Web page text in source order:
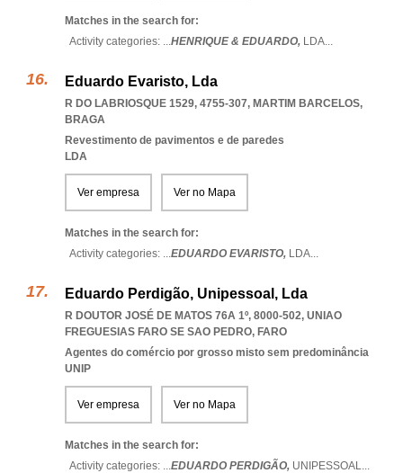
Matches in the search for:
Activity categories: ...HENRIQUE & EDUARDO, LDA...
Eduardo Evaristo, Lda
R DO LABRIOSQUE 1529, 4755-307, MARTIM BARCELOS,
BRAGA
Revestimento de pavimentos e de paredes
LDA
Ver empresa Ver no Mapa
Matches in the search for:
Activity categories: ...EDUARDO EVARISTO, LDA...
Eduardo Perdigão, Unipessoal, Lda
R DOUTOR JOSÉ DE MATOS 76A 1º, 8000-502, UNIAO
FREGUESIAS FARO SE SAO PEDRO, FARO
Agentes do comércio por grosso misto sem predominância
UNIP
Ver empresa Ver no Mapa
Matches in the search for:
Activity categories: ...EDUARDO PERDIGÃO, UNIPESSOAL...